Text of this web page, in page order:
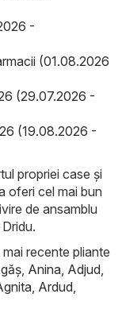
-
(01.08.2026
(29.07.2026 -
(19.08.2026 -
propriei case și
oferi cel mai bun
de ansamblu
recente pliante
Anina Adjud
Ardud